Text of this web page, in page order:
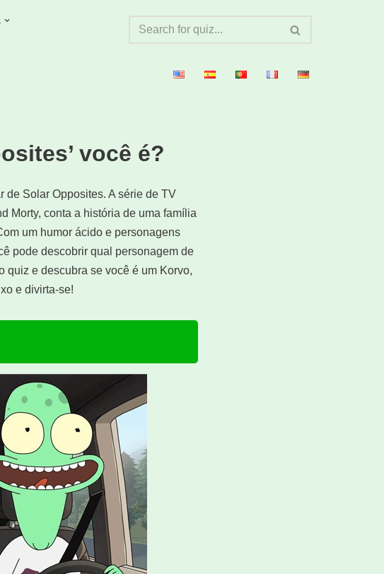
você é?
de Solar Opposites. A série de TV
Morty, conta a história de uma família
um humor ácido e personagens
pode descobrir qual personagem de
quiz e descubra se você é um Korvo,
e divirta-se!